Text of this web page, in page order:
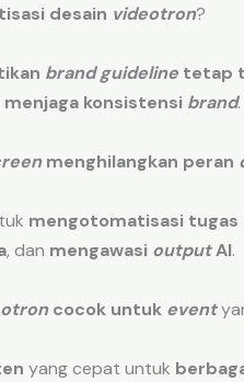
desain videotron?
brand guidelinetetap
menjaga konsistensi brand.
menghilangkan peran
mengotomatisasi tugas
, dan mengawasi outputAI.
cocok untuk event
yang cepat untuk